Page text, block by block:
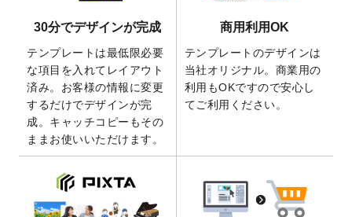
の全4ステップを解説！」を公開いたしまし
た。
2026/4/23
コラム「 画像の配置・差し替え・トリミン
グ」「テンプレート間でパーツを流用する
方法」を公開いたしました。
2026/4/21
アクリルキーホルダーのデザインテンプレ
ート を追加いたしました。
りました！
2025/12/22
【新商品】アクリルキーホルダーが作成で
30分でデザインが完成
テンプレートは最低限必要
な項目を入れてレイアウト
済み。お客様の情報に変更
するだけでデザインが完
成。キャッチコピーもその
ままお使いいただけます。
商用利用OK
テンプレートのデザインは
当社オリジナル。商業用の
利用もOKですので安心し
てご利用ください。